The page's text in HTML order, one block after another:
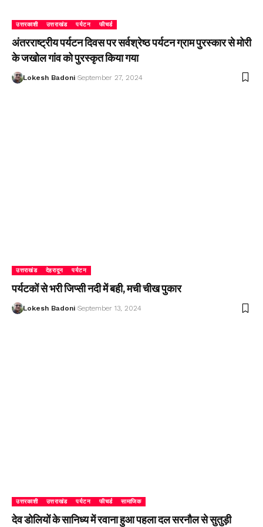
उत्तरकाशी उत्तराखंड पर्यटन फीचर्ड
अंतरराष्ट्रीय पर्यटन दिवस पर सर्वश्रेष्ठ पर्यटन ग्राम पुरस्कार से मोरी
के जखोल गांव को पुरस्कृत किया गया
Lokesh Badoni September 27, 2024
उत्तराखंड देहरादून पर्यटन
पर्यटकों से भरी जिप्सी नदी में बही, मची चीख पुकार
Lokesh Badoni September 13, 2024
उत्तरकाशी उत्तराखंड पर्यटन फीचर्ड सामाजिक
देव डोलियों के सानिध्य में रवाना हुआ पहला दल सरनौल से सुतुड़ी